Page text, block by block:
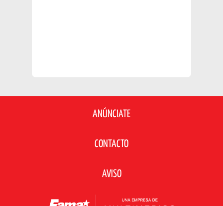
ANÚNCIATE
CONTACTO
AVISO